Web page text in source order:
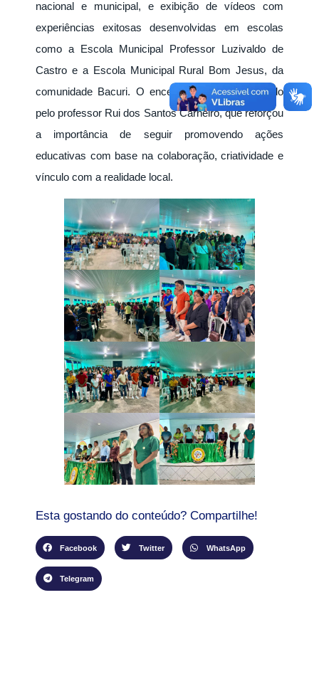
nacional e municipal, e exibição de vídeos com
experiências exitosas desenvolvidas em escolas
como a Escola Municipal Professor Luzivaldo de
Castro e a Escola Municipal Rural Bom Jesus, da
comunidade Bacuri. O encerramento foi conduzido
pelo professor Rui dos Santos Carneiro, que reforçou
a importância de seguir promovendo ações
educativas com base na colaboração, criatividade e
vínculo com a realidade local.
Esta gostando do conteúdo? Compartilhe!
Facebook Twitter WhatsApp
Telegram